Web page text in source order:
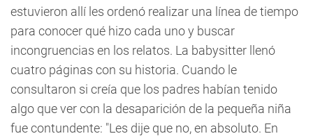
estuvieron allí les ordenó realizar una línea de tiempo
para conocer qué hizo cada uno y buscar
incongruencias en los relatos. La babysitter llenó
cuatro páginas con su historia. Cuando le
consultaron si creía que los padres habían tenido
algo que ver con la desaparición de la pequeña niña
fue contundente: "Les dije que no, en absoluto. En